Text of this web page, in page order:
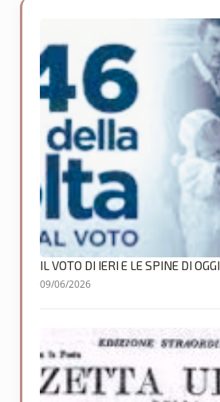
IL VOTO DI IERI E LE SPINE DI OGGI
09/06/2026